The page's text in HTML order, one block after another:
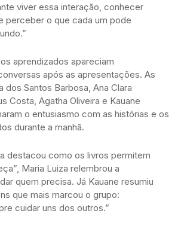
viver essa interação, conhecer
perceber o que cada um pode
aprendizados apareciam
após as apresentações. As
dos Santos Barbosa, Ana Clara
Costa, Agatha Oliveira e Kauane
o entusiasmo com as histórias e os
durante a manhã.
destacou como os livros permitem
Maria Luiza relembrou a
quem precisa. Já Kauane resumiu
que mais marcou o grupo:
cuidar uns dos outros.”